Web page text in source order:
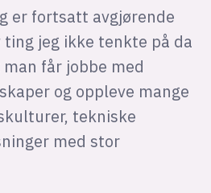
er fortsatt avgjørende
ting jeg ikke tenkte på da
får jobbe med
og oppleve mange
tekniske
med stor